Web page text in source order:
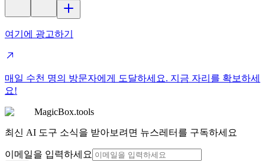
여기에 광고하기
매일 수천 명의 방문자에게 도달하세요. 지금 자리를 확보하세
요!
MagicBox.tools
최신 AI 도구 소식을 받아보려면 뉴스레터를 구독하세요
이메일을 입력하세요